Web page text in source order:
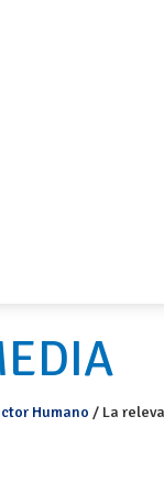
Humano / La